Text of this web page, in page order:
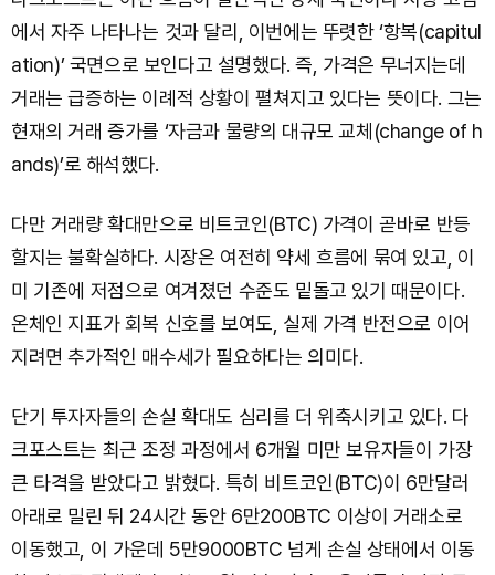
에서 자주 나타나는 것과 달리, 이번에는 뚜렷한 ‘항복(capitul
ation)’ 국면으로 보인다고 설명했다. 즉, 가격은 무너지는데
거래는 급증하는 이례적 상황이 펼쳐지고 있다는 뜻이다. 그는
현재의 거래 증가를 ‘자금과 물량의 대규모 교체(change of h
ands)’로 해석했다.
다만 거래량 확대만으로 비트코인(BTC) 가격이 곧바로 반등
할지는 불확실하다. 시장은 여전히 약세 흐름에 묶여 있고, 이
미 기존에 저점으로 여겨졌던 수준도 밑돌고 있기 때문이다.
온체인 지표가 회복 신호를 보여도, 실제 가격 반전으로 이어
지려면 추가적인 매수세가 필요하다는 의미다.
단기 투자자들의 손실 확대도 심리를 더 위축시키고 있다. 다
크포스트는 최근 조정 과정에서 6개월 미만 보유자들이 가장
큰 타격을 받았다고 밝혔다. 특히 비트코인(BTC)이 6만달러
아래로 밀린 뒤 24시간 동안 6만200BTC 이상이 거래소로
이동했고, 이 가운데 5만9000BTC 넘게 손실 상태에서 이동